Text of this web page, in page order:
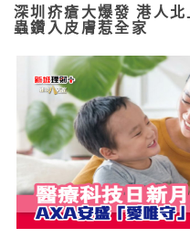
深圳疥瘡大爆發 港人
蟲鑽入皮膚惹全家